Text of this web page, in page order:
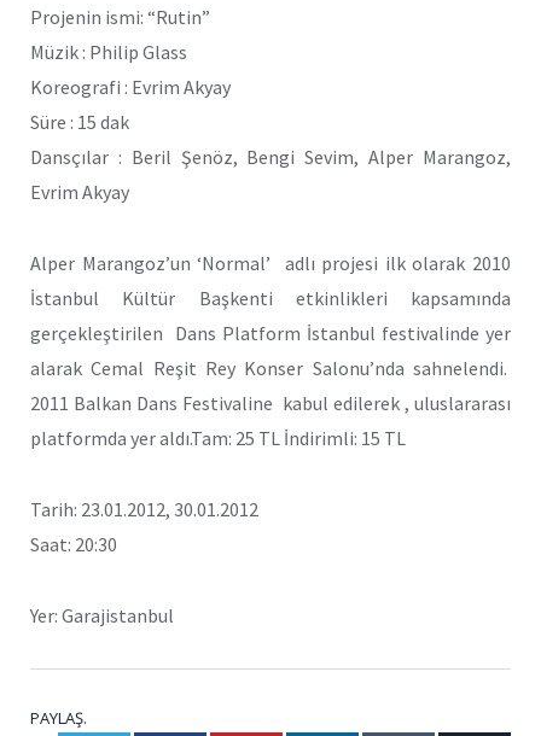
Projenin ismi: “Rutin”
Müzik : Philip Glass
Koreografi : Evrim Akyay
Süre : 15 dak
Dansçılar : Beril Şenöz, Bengi Sevim, Alper Marangoz,
Evrim Akyay
Alper Marangoz’un ‘Normal’ adlı projesi ilk olarak 2010
İstanbul Kültür Başkenti etkinlikleri kapsamında
gerçekleştirilen Dans Platform İstanbul festivalinde yer
alarak Cemal Reşit Rey Konser Salonu’nda sahnelendi.
2011 Balkan Dans Festivaline kabul edilerek , uluslararası
platformda yer aldı.Tam: 25 TL İndirimli: 15 TL
Tarih: 23.01.2012, 30.01.2012
Saat: 20:30
Yer: Garajistanbul
PAYLAŞ.